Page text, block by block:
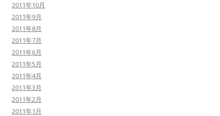
2011年10月
2011年9月
2011年8月
2011年7月
2011年6月
2011年5月
2011年4月
2011年3月
2011年2月
2011年1月